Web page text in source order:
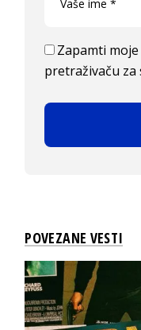
Zapamti
pretraživaču za
POVEZANE VESTI